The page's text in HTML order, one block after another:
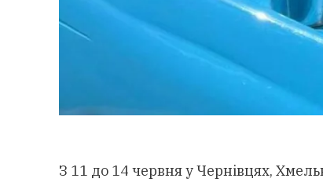
З 11 до 14 червня у Чернівцях,